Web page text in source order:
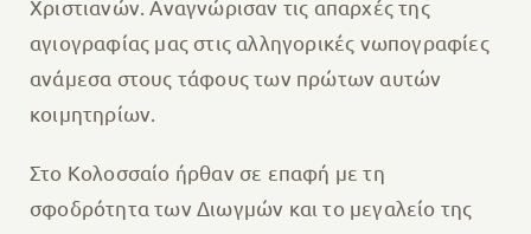
Χριστιανών. Αναγνώρισαν τις απαρχές της
αγιογραφίας μας στις αλληγορικές νωπογραφίες
ανάμεσα στους τάφους των πρώτων αυτών
κοιμητηρίων.
Στο Κολοσσαίο ήρθαν σε επαφή με τη
σφοδρότητα των Διωγμών και το μεγαλείο της